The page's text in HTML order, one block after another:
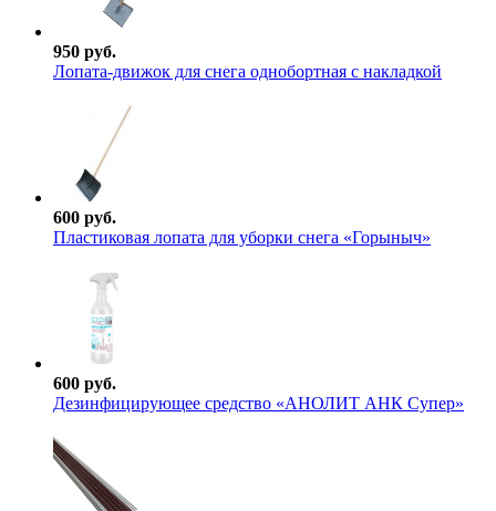
950 руб.
Лопата-движок для снега однобортная с накладкой
600 руб.
Пластиковая лопата для уборки снега «Горыныч»
600 руб.
Дезинфицирующее средство «АНОЛИТ АНК Супер»